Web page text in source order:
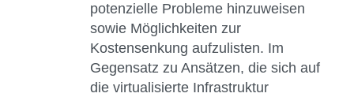
potenzielle Probleme hinzuweisen
sowie Möglichkeiten zur
Kostensenkung aufzulisten. Im
Gegensatz zu Ansätzen, die sich auf
die virtualisierte Infrastruktur